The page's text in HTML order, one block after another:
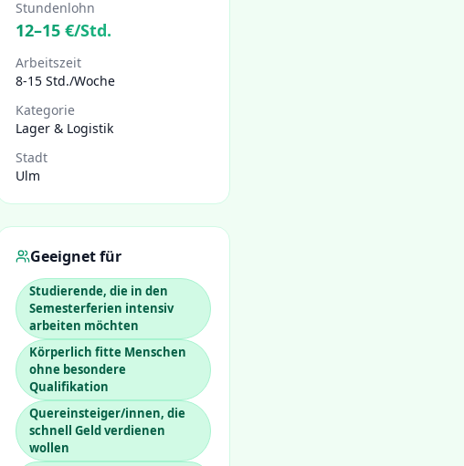
Stundenlohn
12–15 €/Std.
Arbeitszeit
8-15 Std./Woche
Kategorie
Lager & Logistik
Stadt
Ulm
Geeignet für
Studierende, die in den
Semesterferien intensiv
arbeiten möchten
Körperlich fitte Menschen
ohne besondere
Qualifikation
Quereinsteiger/innen, die
schnell Geld verdienen
wollen